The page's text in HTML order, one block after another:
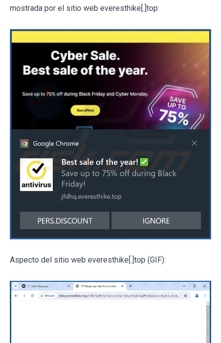
mostrada por el sitio web everesthike[.]top:
Aspecto del sitio web everesthike[.]top (GIF):